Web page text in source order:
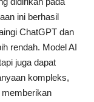
ini berhasil
ChatGPT dan
rendah. Model AI
juga dapat
kompleks,